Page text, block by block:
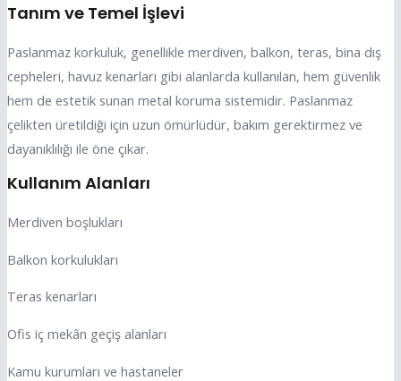
Tanım ve Temel İşlevi
Paslanmaz korkuluk, genellikle merdiven, balkon, teras, bina dış
cepheleri, havuz kenarları gibi alanlarda kullanılan, hem güvenlik
hem de estetik sunan metal koruma sistemidir. Paslanmaz
çelikten üretildiği için uzun ömürlüdür, bakım gerektirmez ve
dayanıklılığı ile öne çıkar.
Kullanım Alanları
Merdiven boşlukları
Balkon korkulukları
Teras kenarları
Ofis iç mekân geçiş alanları
Kamu kurumları ve hastaneler